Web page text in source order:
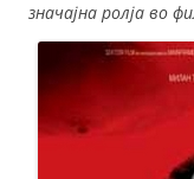
значајна ролја во